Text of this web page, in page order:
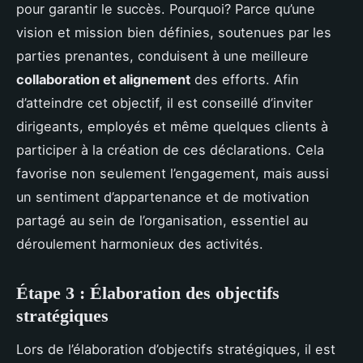
pour garantir le succès. Pourquoi? Parce qu’une
vision et mission bien définies, soutenues par les
parties prenantes, conduisent à une meilleure
collaboration et alignement des efforts. Afin
d’atteindre cet objectif, il est conseillé d’inviter
dirigeants, employés et même quelques clients à
participer à la création de ces déclarations. Cela
favorise non seulement l’engagement, mais aussi
un sentiment d’appartenance et de motivation
partagé au sein de l’organisation, essentiel au
déroulement harmonieux des activités.
Étape 3 : Élaboration des objectifs
stratégiques
Lors de l’élaboration d’objectifs stratégiques, il est